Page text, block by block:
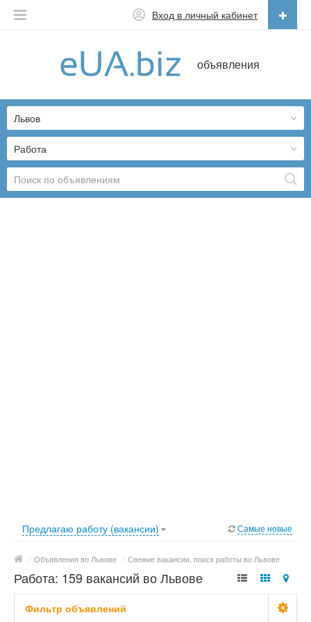
объявления
Вход в личный кабинет
Українська
Работа
Львов
Предлагаю работу (вакансии) Самые новые
/ Объявления во Львове / Свежие вакансии, поиск работы во Львове
Работа: 159 вакансий во Львове
Фильтр объявлений